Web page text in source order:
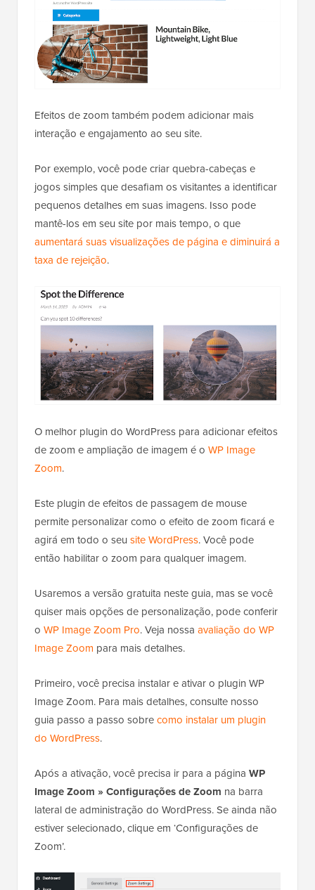
Efeitos de zoom também podem adicionar mais
interação e engajamento ao seu site.
Por exemplo, você pode criar quebra-cabeças e
jogos simples que desafiam os visitantes a identificar
pequenos detalhes em suas imagens. Isso pode
mantê-los em seu site por mais tempo, o que
aumentará suas visualizações de página e diminuirá a
taxa de rejeição.
O melhor plugin do WordPress para adicionar efeitos
de zoom e ampliação de imagem é o WP Image
Zoom.
Este plugin de efeitos de passagem de mouse
permite personalizar como o efeito de zoom ficará e
agirá em todo o seu site WordPress. Você pode
então habilitar o zoom para qualquer imagem.
Usaremos a versão gratuita neste guia, mas se você
quiser mais opções de personalização, pode conferir
o WP Image Zoom Pro. Veja nossa avaliação do WP
Image Zoom para mais detalhes.
Primeiro, você precisa instalar e ativar o plugin WP
Image Zoom. Para mais detalhes, consulte nosso
guia passo a passo sobrecomo instalar um plugin
do WordPress.
Após a ativação, você precisa ir para a página WP
Image Zoom » Configurações de Zoom na barra
lateral de administração do WordPress. Se ainda não
estiver selecionado, clique em ‘Configurações de
Zoom’.